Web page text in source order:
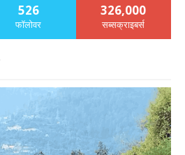
526
फॉलोवर
326,000
सब्सक्राइबर्स